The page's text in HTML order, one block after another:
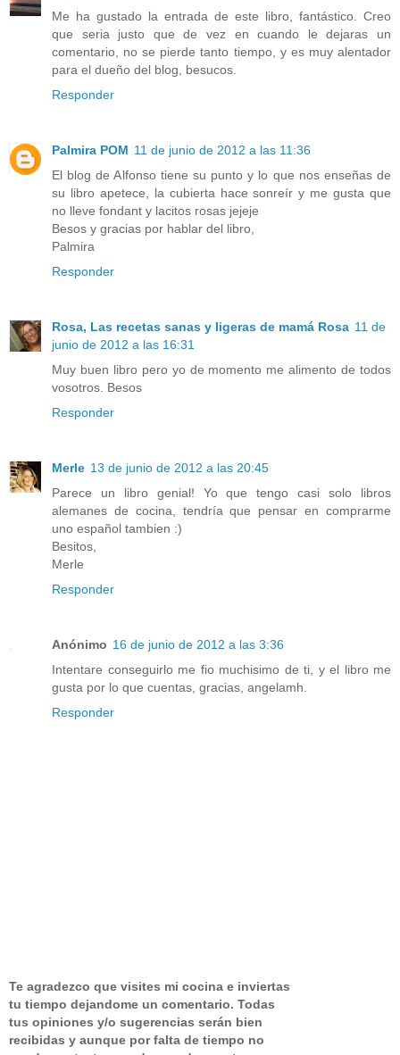
Me ha gustado la entrada de este libro, fantástico. Creo
que seria justo que de vez en cuando le dejaras un
comentario, no se pierde tanto tiempo, y es muy alentador
para el dueño del blog, besucos.
Responder
Palmira POM 11 de junio de 2012 a las 11:36
El blog de Alfonso tiene su punto y lo que nos enseñas de
su libro apetece, la cubierta hace sonreír y me gusta que
no lleve fondant y lacitos rosas jejeje
Besos y gracias por hablar del libro,
Palmira
Responder
Rosa, Las recetas sanas y ligeras de mamá Rosa 11 de
junio de 2012 a las 16:31
Muy buen libro pero yo de momento me alimento de todos
vosotros. Besos
Responder
Merle 13 de junio de 2012 a las 20:45
Parece un libro genial! Yo que tengo casi solo libros
alemanes de cocina, tendría que pensar en comprarme
uno español tambien :)
Besitos,
Merle
Responder
Anónimo 16 de junio de 2012 a las 3:36
Intentare conseguirlo me fio muchisimo de ti, y el libro me
gusta por lo que cuentas, gracias, angelamh.
Responder
Te agradezco que visites mi cocina e inviertas
tu tiempo dejandome un comentario. Todas
tus opiniones y/o sugerencias serán bien
recibidas y aunque por falta de tiempo no